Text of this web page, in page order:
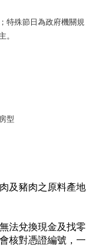
特殊節日為政府機關規
。
型
及豬肉之原料產地
法兌換現金及找零
核對憑證編號，一